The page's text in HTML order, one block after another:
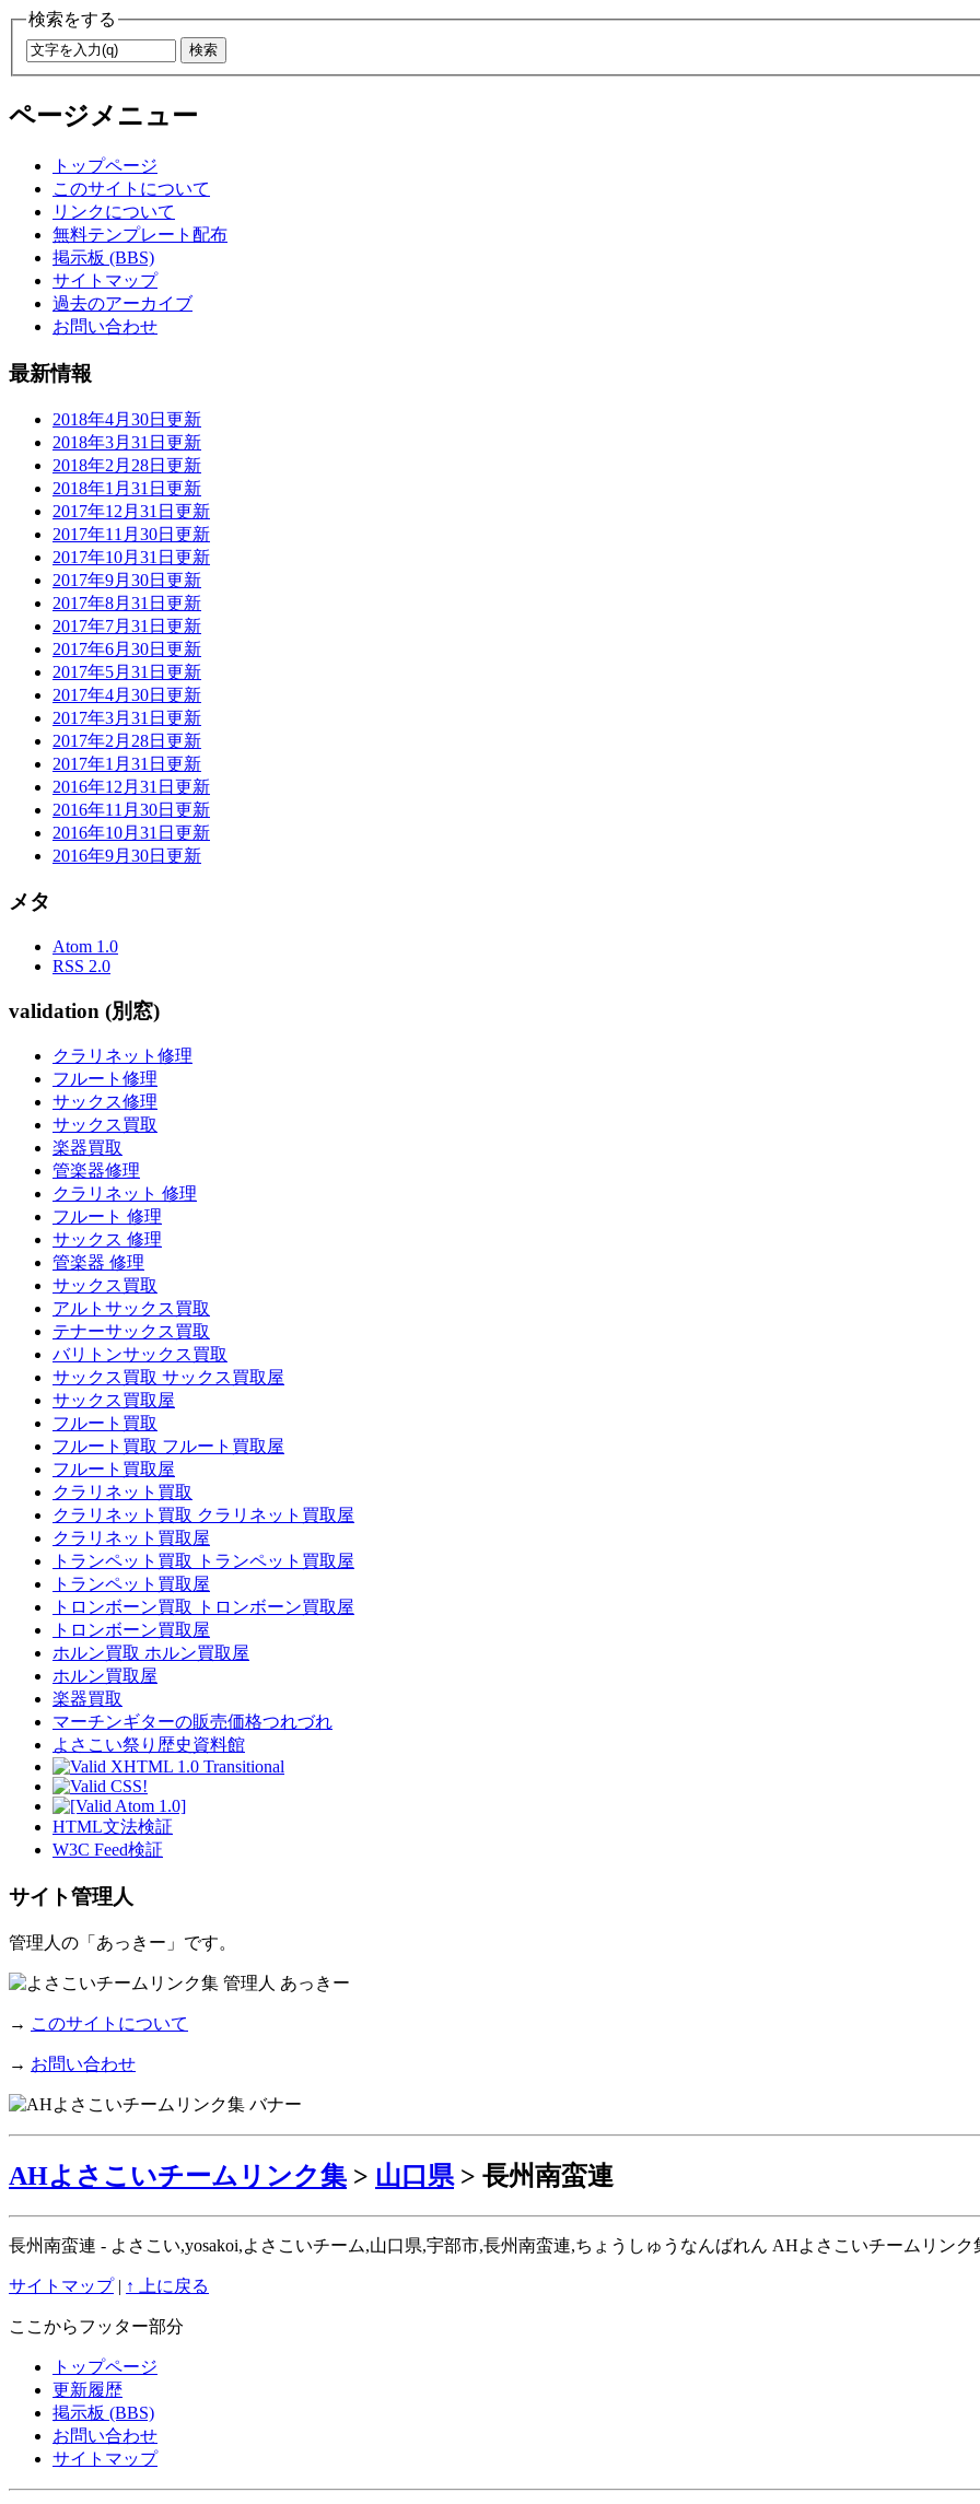
検索をする
ページメニュー
トップページ
このサイトについて
リンクについて
無料テンプレート配布
掲示板 (BBS)
サイトマップ
過去のアーカイブ
お問い合わせ
最新情報
2018年4月30日更新
2018年3月31日更新
2018年2月28日更新
2018年1月31日更新
2017年12月31日更新
2017年11月30日更新
2017年10月31日更新
2017年9月30日更新
2017年8月31日更新
2017年7月31日更新
2017年6月30日更新
2017年5月31日更新
2017年4月30日更新
2017年3月31日更新
2017年2月28日更新
2017年1月31日更新
2016年12月31日更新
2016年11月30日更新
2016年10月31日更新
2016年9月30日更新
メタ
Atom 1.0
RSS 2.0
validation (別窓)
クラリネット修理
フルート修理
サックス修理
サックス買取
楽器買取
管楽器修理
クラリネット 修理
フルート 修理
サックス 修理
管楽器 修理
サックス買取
アルトサックス買取
テナーサックス買取
バリトンサックス買取
サックス買取 サックス買取屋
サックス買取屋
フルート買取
フルート買取 フルート買取屋
フルート買取屋
クラリネット買取
クラリネット買取 クラリネット買取屋
クラリネット買取屋
トランペット買取 トランペット買取屋
トランペット買取屋
トロンボーン買取 トロンボーン買取屋
トロンボーン買取屋
ホルン買取 ホルン買取屋
ホルン買取屋
楽器買取
マーチンギターの販売価格つれづれ
よさこい祭り歴史資料館
HTML文法検証
W3C Feed検証
サイト管理人
管理人の「あっきー」です。
→ このサイトについて
→ お問い合わせ
AHよさこいチームリンク集 > 山口県> 長州南蛮連
長州南蛮連 - よさこい,yosakoi,よさこいチーム,山口県,宇部市,長州南蛮連,ちょうしゅうなんばれん AHよさこいチームリンク
サイトマップ| ↑ 上に戻る
ここからフッター部分
トップページ
更新履歴
掲示板 (BBS)
お問い合わせ
サイトマップ